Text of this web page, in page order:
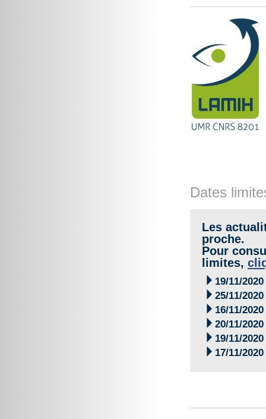
Dates
Les
proche.
Pour
limites,
 19/11/2020
 25/11/2020
 16/11/2020
 20/11/2020
 19/11/2020
 17/11/2020